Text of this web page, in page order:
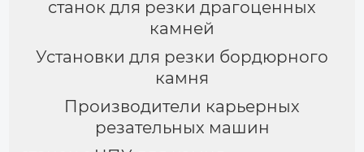
станок для резки драгоценных
камней
Установки для резки бордюрного
камня
Производители карьерных
резательных машин